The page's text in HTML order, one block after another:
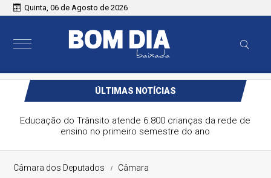
Quinta, 06 de Agosto de 2026
ÚLTIMAS NOTÍCIAS
Educação do Trânsito atende 6.800 crianças da rede de
ensino no primeiro semestre do ano
Câmara dos Deputados Câmara